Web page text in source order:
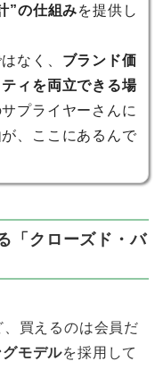
”の仕組みを提供し
なく、 ブランド価
ィを両立できる場
プライヤーさんに
、ここにあるんで
「クローズド・バ
買えるのは会員だ
モデルを採用して